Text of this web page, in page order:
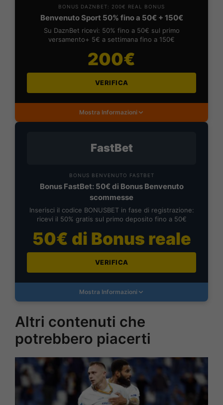
BONUS DAZNBET: 200€ REAL BONUS
Benvenuto Sport 50% fino a 50€ + 150€
Su DaznBet ricevi: 50% fino a 50€ sul primo
versamento+ 5€ a settimana fino a 150€
200€
VERIFICA
Mostra Informazioni
FastBet
BONUS BENVENUTO FASTBET
Bonus FastBet: 50€ di Bonus Benvenuto
scommesse
Inserisci il codice BONUSBET in fase di registrazione:
ricevi il 50% gratis sul primo deposito fino a 50€
50€ di Bonus reale
VERIFICA
Mostra Informazioni
Altri contenuti che
potrebbero piacerti